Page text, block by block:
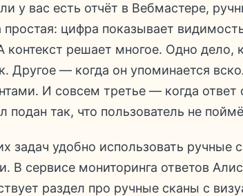
у вас есть отчёт в Вебмастере,
цифра показывает
контекст решает многое. Одно дело,
Другое — когда он упоминается
И совсем третье — когда
подан так, что пользователь не
задач удобно использовать ручные
В сервисе мониторинга ответов
раздел про ручные сканы с